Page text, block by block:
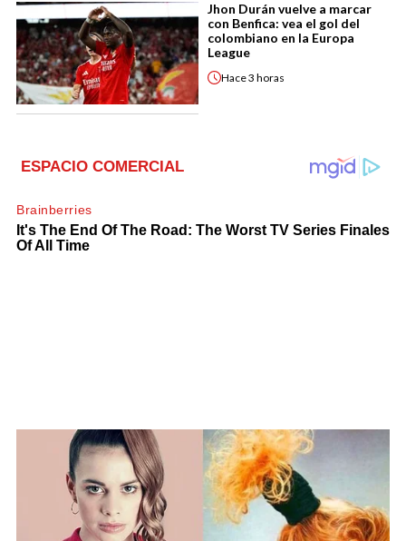
Jhon Durán vuelve a marcar
con Benfica: vea el gol del
colombiano en la Europa
League
Hace3 horas